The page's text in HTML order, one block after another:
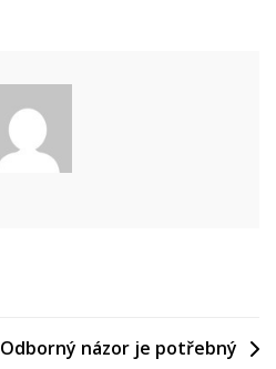
Odborný názor je potřebný